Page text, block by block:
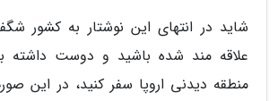
شاید در انتهای این نوشتار به کشور
علاقه مند شده باشید و دوست داشته
منطقه دیدنی اروپا سفر کنید، در این